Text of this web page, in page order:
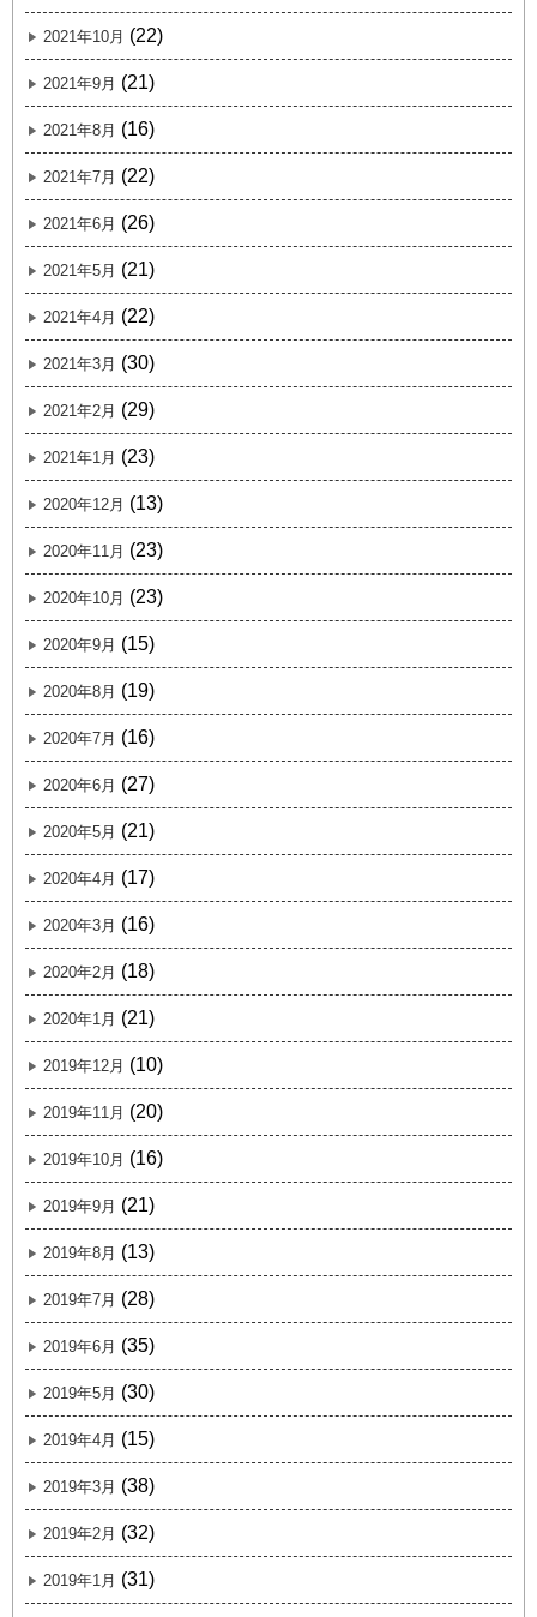
2021年10月 (22)
2021年9月 (21)
2021年8月 (16)
2021年7月 (22)
2021年6月 (26)
2021年5月 (21)
2021年4月 (22)
2021年3月 (30)
2021年2月 (29)
2021年1月 (23)
2020年12月 (13)
2020年11月 (23)
2020年10月 (23)
2020年9月 (15)
2020年8月 (19)
2020年7月 (16)
2020年6月 (27)
2020年5月 (21)
2020年4月 (17)
2020年3月 (16)
2020年2月 (18)
2020年1月 (21)
2019年12月 (10)
2019年11月 (20)
2019年10月 (16)
2019年9月 (21)
2019年8月 (13)
2019年7月 (28)
2019年6月 (35)
2019年5月 (30)
2019年4月 (15)
2019年3月 (38)
2019年2月 (32)
2019年1月 (31)